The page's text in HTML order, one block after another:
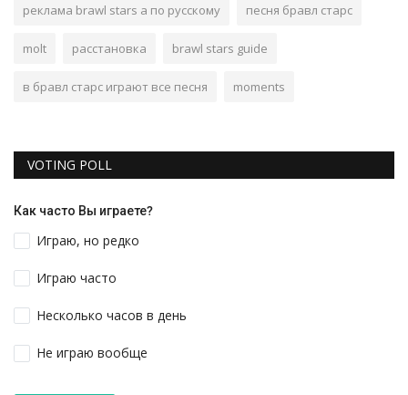
реклама brawl stars а по русскому песня бравл старс
molt расстановка brawl stars guide
в бравл старс играют все песня moments
VOTING POLL
Как часто Вы играете?
Играю, но редко
Играю часто
Несколько часов в день
Не играю вообще